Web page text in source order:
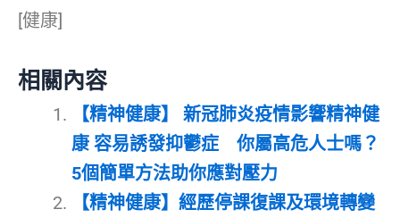
[健康]
相關內容
【精神健康】 新冠肺炎疫情影響精神健
康 容易誘發抑鬱症 你屬高危人士嗎？
5個簡單方法助你應對壓力
【精神健康】經歷停課復課及環境轉變